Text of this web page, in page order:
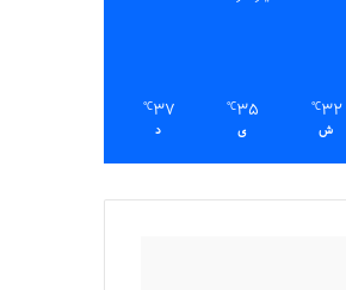
32
℃
ش
35
℃
ی
37
℃
د